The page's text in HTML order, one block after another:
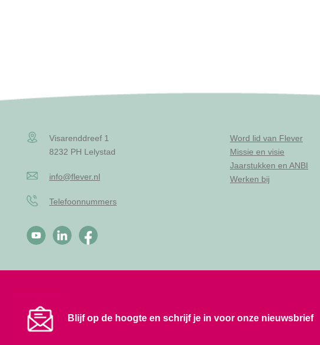
Visarenddreef 1
8232 PH Lelystad
info@flever.nl
Telefoonnummers
Word lid van Flever
Missie en visie
Jaarstukken en ANBI
Werken bij
Blijf op de hoogte en schrijf je in voor onze nieuwsbrief